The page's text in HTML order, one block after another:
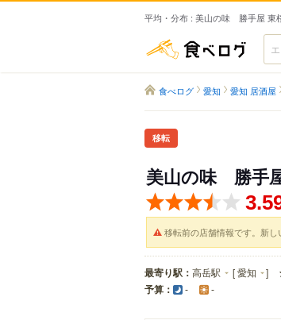
平均・分布 : 美山の味 勝手屋 東
食べロ
食べログ 愛知 愛知 居酒屋
移転
美山の味 勝手
移転前の店舗情報です。新し
最寄り駅： 高岳駅 [愛知 ]
予算： - -